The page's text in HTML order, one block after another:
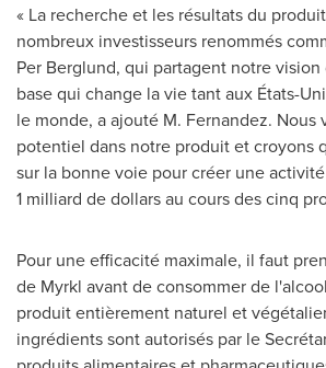
« La recherche et les résultats du
nombreux investisseurs renommés
Per Berglund, qui partagent notre
base qui change la vie tant aux États-
le monde, a ajouté M. Fernandez. Nous
potentiel dans notre produit et croyons
sur la bonne voie pour créer une
1 milliard de dollars au cours des cinq
Pour une efficacité maximale, il faut
de Myrkl avant de consommer de
produit entièrement naturel et
ingrédients sont autorisés par le